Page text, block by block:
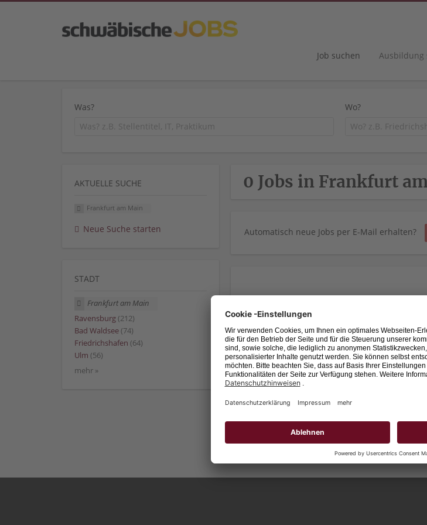
Job suchen Ausbildung
Was? Wo?
0 Jobs in Frankfurt
Automatisch neue Jobs per E-Mail erhalten?
AKTUELLE SUCHE
Frankfurt am Main
Neue Suche starten
STADT
Frankfurt am Main
Ravensburg (212)
Bad Waldsee (74)
Friedrichshafen (64)
Ulm (56)
mehr »